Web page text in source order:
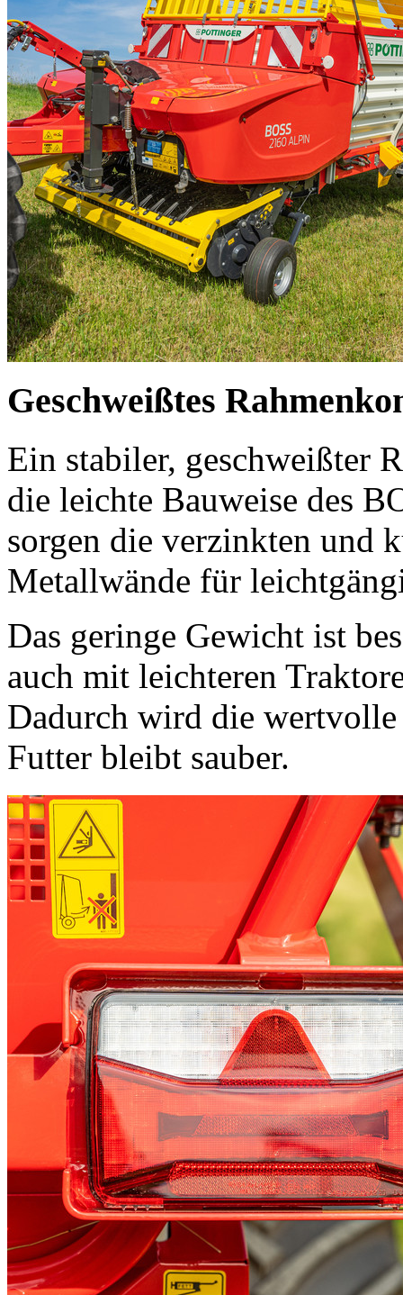
Geschweißtes
Ein stabiler, geschweißter
die leichte Bauweise des
sorgen die verzinkten und
Metallwände für
Das geringe Gewicht ist
auch mit leichteren
Dadurch wird die wertvolle
Futter bleibt sauber.